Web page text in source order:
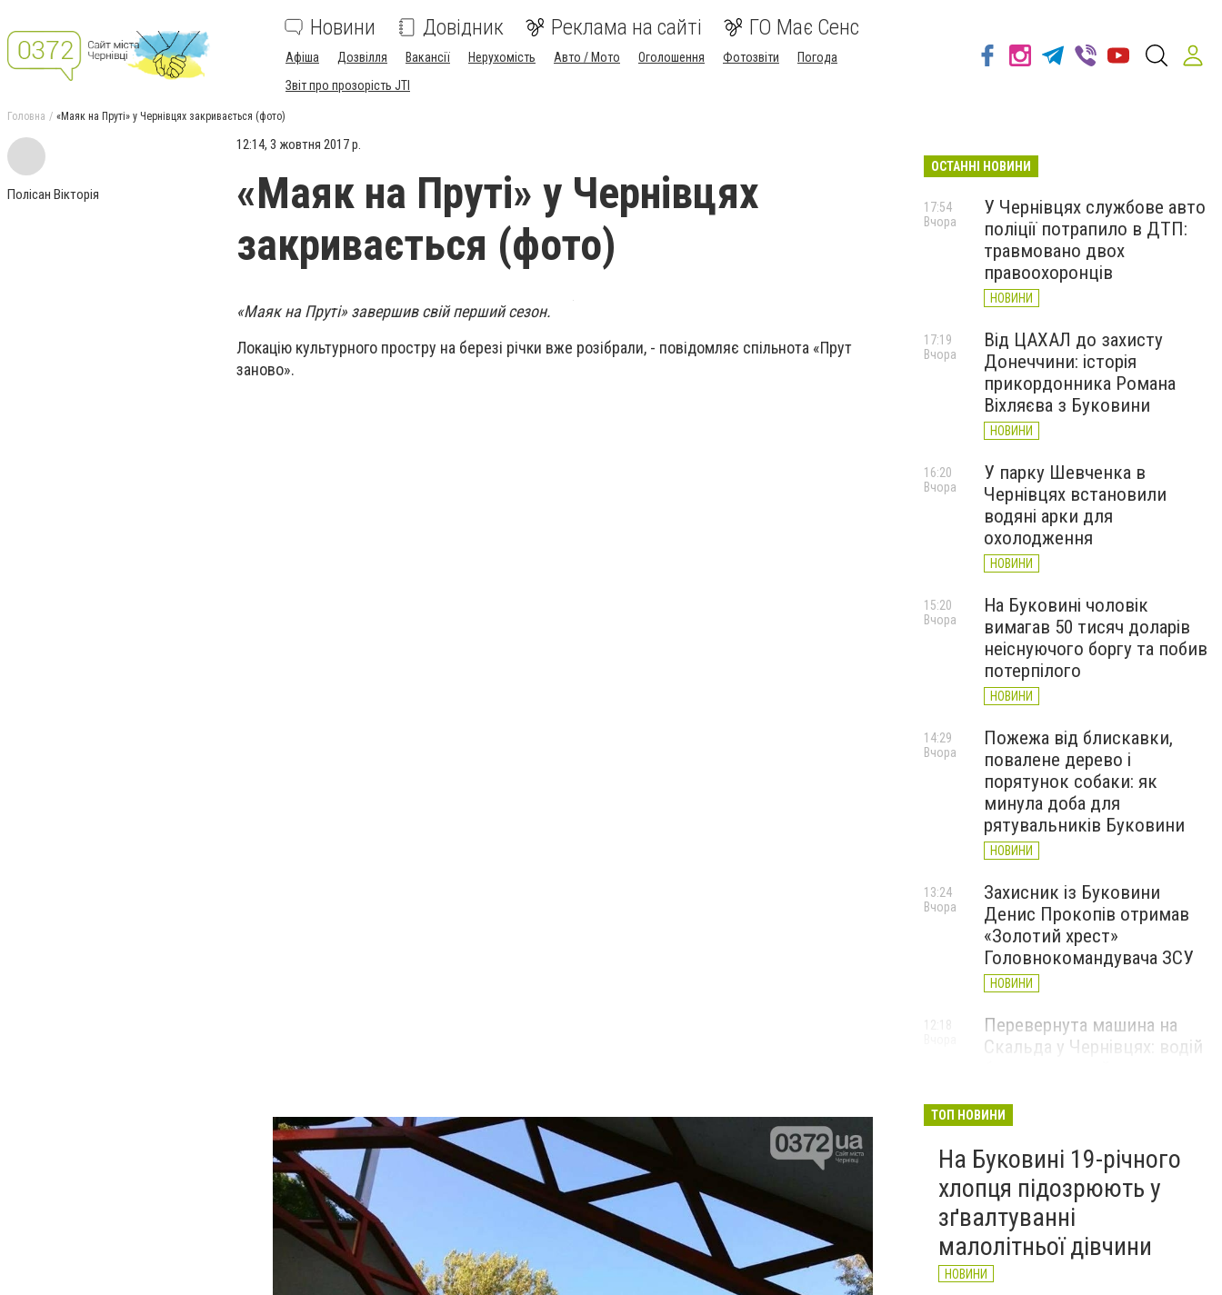
Новини Довідник Реклама на сайті ГО Має Сенс
Афіша Дозвілля Вакансії Нерухомість Авто / Мото Оголошення Фотозвіти
Погода
Звіт про прозорість JTI
Головна «Маяк на Пруті» у Чернівцях закривається (фото)
Полісан Вікторія
12:14, 3 жовтня 2017 р.
«Маяк на Пруті» у Чернівцях
закривається (фото)
«Маяк на Пруті» завершив свій перший сезон.
Локацію культурного простру на березі річки вже розібрали, - повідомляє спільнота «Прут
заново».
ОСТАННІ НОВИНИ
У Чернівцях службове авто
поліції потрапило в ДТП:
травмовано двох
правоохоронців
НОВИНИ
17:54
Вчора
Від ЦАХАЛ до захисту
Донеччини: історія
прикордонника Романа
Віхляєва з Буковини
НОВИНИ
17:19
Вчора
У парку Шевченка в
Чернівцях встановили
водяні арки для
охолодження
НОВИНИ
16:20
Вчора
На Буковині чоловік
вимагав 50 тисяч доларів
неіснуючого боргу та побив
потерпілого
НОВИНИ
15:20
Вчора
Пожежа від блискавки,
повалене дерево і
порятунок собаки: як
минула доба для
рятувальників Буковини
НОВИНИ
14:29
Вчора
Захисник із Буковини
Денис Прокопів отримав
«Золотий хрест»
Головнокомандувача ЗСУ
НОВИНИ
13:24
Вчора
Перевернута машина на
Скальда у Чернівцях: водій
12:18
зафіксували новий
історичний температурний
максимум
НОВИНИ
Вчора
ТОП НОВИНИ
На Буковині 19-річного
хлопця підозрюють у
зґвалтуванні
малолітньої дівчини
НОВИНИ